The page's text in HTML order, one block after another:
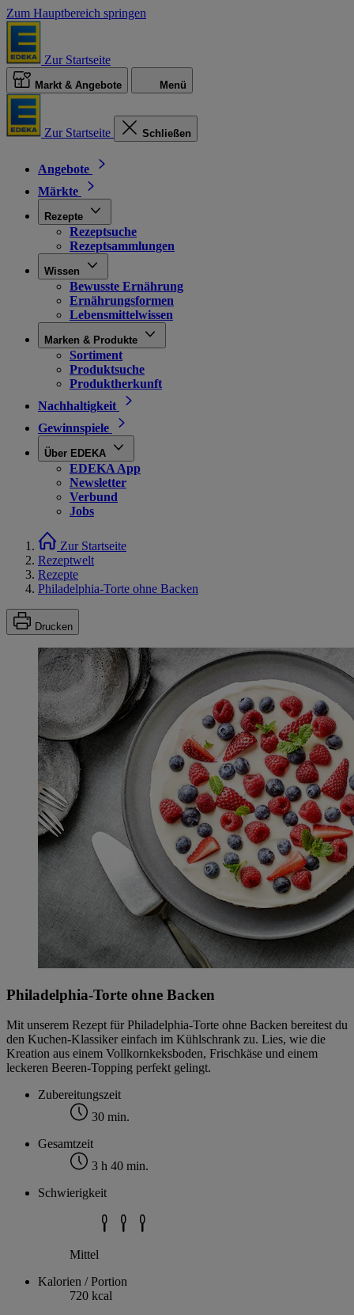
Zum Hauptbereich springen
Zur Startseite
Markt & Angebote Menü
Zur Startseite Schließen
Angebote
Märkte
Rezepte
Rezeptsuche
Rezeptsammlungen
Wissen
Bewusste Ernährung
Ernährungsformen
Lebensmittelwissen
Marken & Produkte
Sortiment
Produktsuche
Produktherkunft
Nachhaltigkeit
Gewinnspiele
Über EDEKA
EDEKA App
Newsletter
Verbund
Jobs
Zur Startseite
Rezeptwelt
Rezepte
Philadelphia-Torte ohne Backen
Drucken
Philadelphia-Torte ohne Backen
Mit unserem Rezept für Philadelphia-Torte ohne Backen bereitest du
den Kuchen-Klassiker einfach im Kühlschrank zu. Lies, wie die
Kreation aus einem Vollkornkeksboden, Frischkäse und einem
leckeren Beeren-Topping perfekt gelingt.
Zubereitungszeit
30 min.
Gesamtzeit
3 h 40 min.
Schwierigkeit
Mittel
Kalorien / Portion
720 kcal